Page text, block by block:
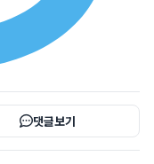
댓글보기